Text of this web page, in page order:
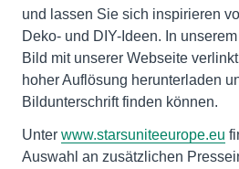
und lassen Sie sich inspirieren
Deko- und DIY-Ideen. In
Bild mit unserer Webseite
hoher Auflösung herunterladen
Bildunterschrift finden können.
Unter www.starsuniteeurope.eu
Auswahl an zusätzlichen